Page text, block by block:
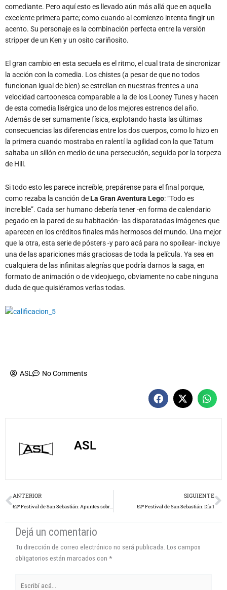
comediante. Pero aquí esto es llevado aún más allá que en aquella
excelente primera parte; como cuando al comienzo intenta fingir un
acento. Su personaje es la combinación perfecta entre la versión
stripper de un Ken y un osito cariñosito.
El gran cambio en esta secuela es el ritmo, el cual trata de sincronizar
la acción con la comedia. Los chistes (a pesar de que no todos
funcionan igual de bien) se estrellan en nuestras frentes a una
velocidad cartoonesca comparable a la de los Looney Tunes y hacen
de esta comedia lisérgica uno de los mejores estrenos del año.
Además de ser sumamente física, explotando hasta las últimas
consecuencias las diferencias entre los dos cuerpos, como lo hizo en
la primera cuando mostraba en ralentí la agilidad con la que Tatum
saltaba un sillón en medio de una persecución, seguida por la torpeza
de Hill.
Si todo esto les parece increíble, prepárense para el final porque,
como rezaba la canción deLa Gran Aventura Lego: “Todo es
increíble”. Cada ser humano debería tener -en forma de calendario
pegado en la pared de su habitación- las disparatadas imágenes que
aparecen en los créditos finales más hermosos del mundo. Una mejor
que la otra, esta serie de pósters -y paro acá para no spoilear- incluye
una de las apariciones más graciosas de toda la película. Ya sea en
cualquiera de las infinitas alegrías que podría darnos la saga, en
formato de animación o de videojuego, obviamente no cabe ninguna
duda de que quisiéramos verlas todas.
ASL No Comments
ASL
Prev
ANTERIOR
62º Festival de San Sebastián: Apuntes sobre lo que nos espera
SIGUIENTE
62º Festival de San Sebastián: Día 1
Dejá un comentario
Tu dirección de correo electrónico no será publicada. Los campos
obligatorios están marcados con *